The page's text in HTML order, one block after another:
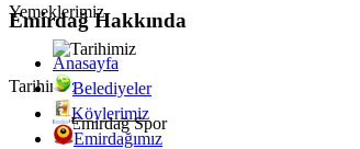
Yemeklerimiz
Tarihimiz
Emirdağ Hakkında
Anasayfa
Belediyeler
Köylerimiz
Emirdağımız